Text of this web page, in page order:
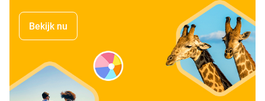
Bekijk nu